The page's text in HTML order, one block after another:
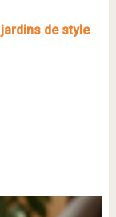
de style